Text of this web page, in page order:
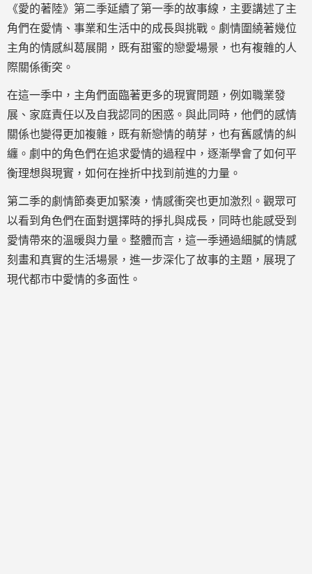
《愛的著陸》第二季延續了第一季的故事線，主要講述了主
角們在愛情、事業和生活中的成長與挑戰。劇情圍繞著幾位
主角的情感糾葛展開，既有甜蜜的戀愛場景，也有複雜的人
際關係衝突。
在這一季中，主角們面臨著更多的現實問題，例如職業發
展、家庭責任以及自我認同的困惑。與此同時，他們的感情
關係也變得更加複雜，既有新戀情的萌芽，也有舊感情的糾
纏。劇中的角色們在追求愛情的過程中，逐漸學會了如何平
衡理想與現實，如何在挫折中找到前進的力量。
第二季的劇情節奏更加緊湊，情感衝突也更加激烈。觀眾可
以看到角色們在面對選擇時的掙扎與成長，同時也能感受到
愛情帶來的溫暖與力量。整體而言，這一季通過細膩的情感
刻畫和真實的生活場景，進一步深化了故事的主題，展現了
現代都市中愛情的多面性。